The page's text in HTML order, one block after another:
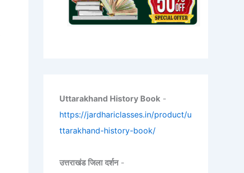
Uttarakhand History Book -
https://jardhariclasses.in/product/u
ttarakhand-history-book/
उत्तराखंड जिला दर्शन-